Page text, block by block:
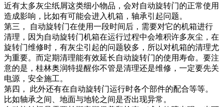
近有太多灰尘纸屑这类细小物品，会对自动旋转门的正常使用
造成影响，比如有可能会进入机箱，轴承引起问题。
第三， 自动旋转门在使用一段时间后，需要对它的机箱进行
清理，因为自动旋转门机箱在运行过程中会堆积许多灰尘，在
旋转门维修时，有灰尘引起的问题较多，所以对机箱的清理尤
为重要。而定期清理能有效延长自动旋转门的使用寿命。要注
意的是，桂林奥润特提醒你不管是清理还是维修，一定要先关
电源，安全施工。
第四， 此外还有在自动旋转门运行时各个部件的配合等等。
比如轴承之间、地面与地轮之间是否出现异常。